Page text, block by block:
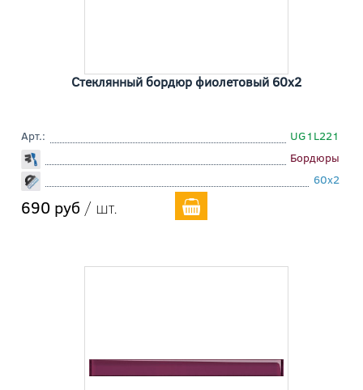
Стеклянный бордюр фиолетовый 60x2
Арт.:
UG1L221
Бордюры
60x2
690 руб / шт.